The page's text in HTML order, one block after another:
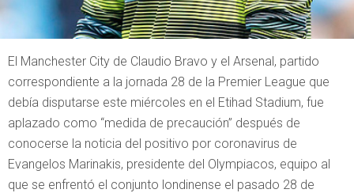
El Manchester City de Claudio Bravo y el Arsenal, partido
correspondiente a la jornada 28 de la Premier League que
debía disputarse este miércoles en el Etihad Stadium, fue
aplazado como “medida de precaución” después de
conocerse la noticia del positivo por coronavirus de
Evangelos Marinakis, presidente del Olympiacos, equipo al
que se enfrentó el conjunto londinense el pasado 28 de